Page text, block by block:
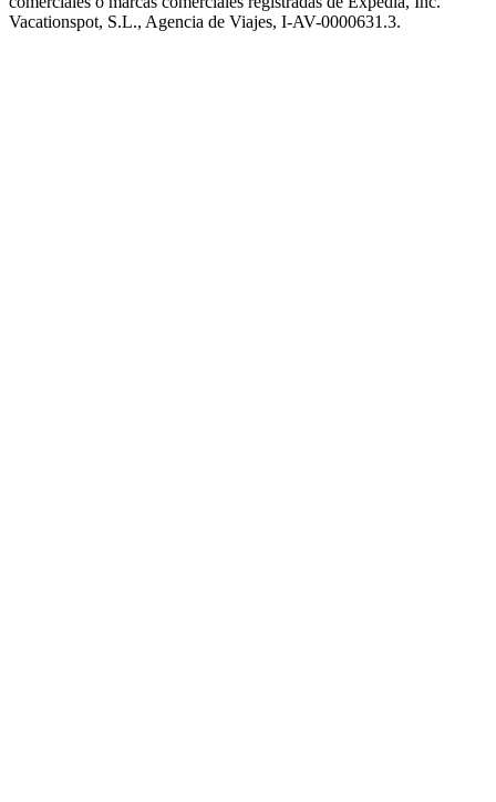
Vacationspot, S.L., Agencia de Viajes, I-AV-0000631.3.